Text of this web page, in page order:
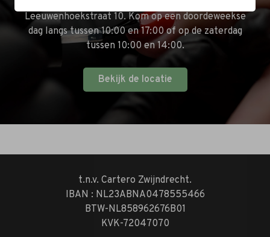
Leeuwenhoekstraat 10. Kom op een doordeweekse
dag langs tussen 10:00 en 17:00 of op de zaterdag
tussen 10:00 en 14:00.
Bekijk de locatie
t.n.v. Cartero Zwijndrecht.
IBAN : NL23ABNA0478555466
BTW-NL858962676B01
KVK-72047070